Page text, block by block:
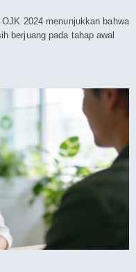
2024 menunjukkan bahwa
berjuang pada tahap awal